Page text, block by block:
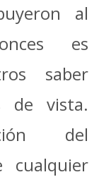
al
es
saber
de vista.
del
cualquier